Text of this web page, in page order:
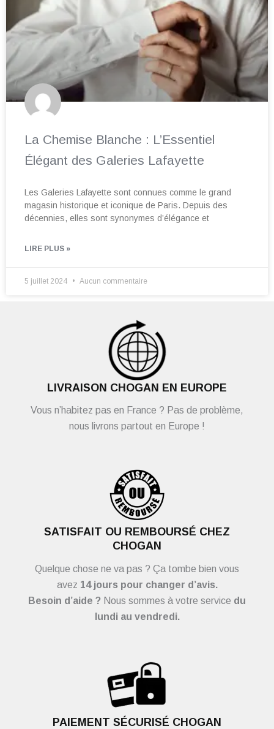
La Chemise Blanche : L’Essentiel
Élégant des Galeries Lafayette
Les Galeries Lafayette sont connues comme le grand
magasin historique et iconique de Paris. Depuis des
décennies, elles sont synonymes d’élégance et
LIRE PLUS »
5 juillet 2024 Aucun commentaire
LIVRAISON CHOGAN EN EUROPE
Vous n’habitez pas en France ? Pas de problème,
nous livrons partout en Europe !
SATISFAIT OU REMBOURSÉ CHEZ
CHOGAN
Quelque chose ne va pas ? Ça tombe bien vous
avez 14 jours pour changer d’avis.
Besoin d’aide ? Nous sommes à votre service du
lundi au vendredi.
PAIEMENT SÉCURISÉ CHOGAN